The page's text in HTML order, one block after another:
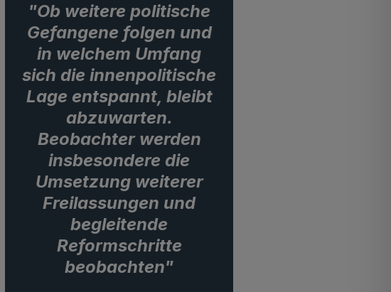
"Ob weitere politische
Gefangene folgen und
in welchem Umfang
sich die innenpolitische
Lage entspannt, bleibt
abzuwarten.
Beobachter werden
insbesondere die
Umsetzung weiterer
Freilassungen und
begleitende
Reformschritte
beobachten"